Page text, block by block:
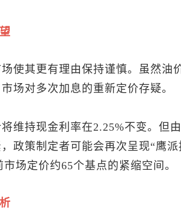
使其更有理由保持谨慎。虽然油
场对多次加息的重新定价存疑。
维持现金利率在2.25%不变。但
政策制定者可能会再次呈现“鹰派
场定价约65个基点的紧缩空间。